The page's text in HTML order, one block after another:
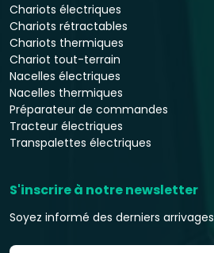
Chariots électriques
Chariots rétractables
Chariots thermiques
Chariot tout-terrain
Nacelles électriques
Nacelles thermiques
Préparateur de commandes
Tracteur électriques
Transpalettes électriques
S'inscrire à notre newsletter
Soyez informé des derniers arrivages